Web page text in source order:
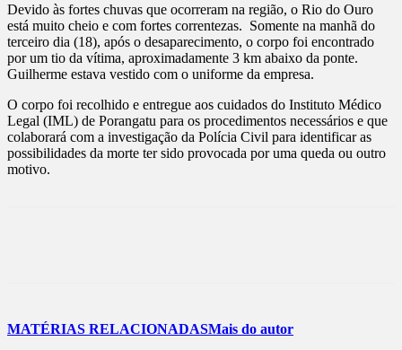
Devido às fortes chuvas que ocorreram na região, o Rio do Ouro
está muito cheio e com fortes correntezas. Somente na manhã do
terceiro dia (18), após o desaparecimento, o corpo foi encontrado
por um tio da vítima, aproximadamente 3 km abaixo da ponte.
Guilherme estava vestido com o uniforme da empresa.
O corpo foi recolhido e entregue aos cuidados do Instituto Médico
Legal (IML) de Porangatu para os procedimentos necessários e que
colaborará com a investigação da Polícia Civil para identificar as
possibilidades da morte ter sido provocada por uma queda ou outro
motivo.
MATÉRIAS RELACIONADASMais do autor